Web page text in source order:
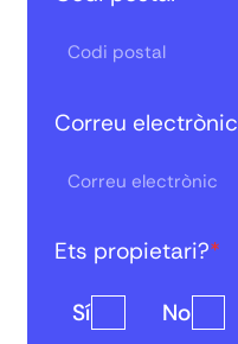
Correu electrònic
Ets propietari?*
Sí No